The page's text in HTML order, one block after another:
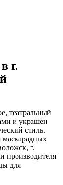
г.
театральный
и украшен
стиль.
г.
производителя
для